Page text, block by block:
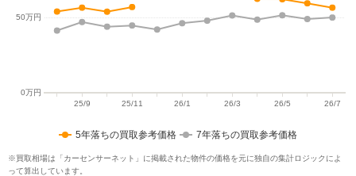
5年落ちの買取参考価格 7年落ちの買取参考価格
※買取相場は「カーセンサーネット」に掲載された物件の価格を元に独自の集計ロジックによ
って算出しています。